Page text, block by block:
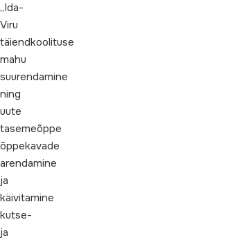
„Ida-
Viru
täiendkoolituse
mahu
suurendamine
ning
uute
tasemeõppe
õppekavade
arendamine
ja
käivitamine
kutse-
ja